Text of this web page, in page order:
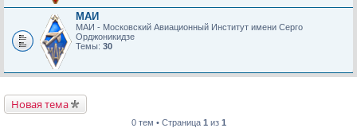
МАИ
МАИ - Московский Авиационный Институт имени Серго
Орджоникидзе
Темы: 30
Новая тема
0 тем • Страница 1 из 1